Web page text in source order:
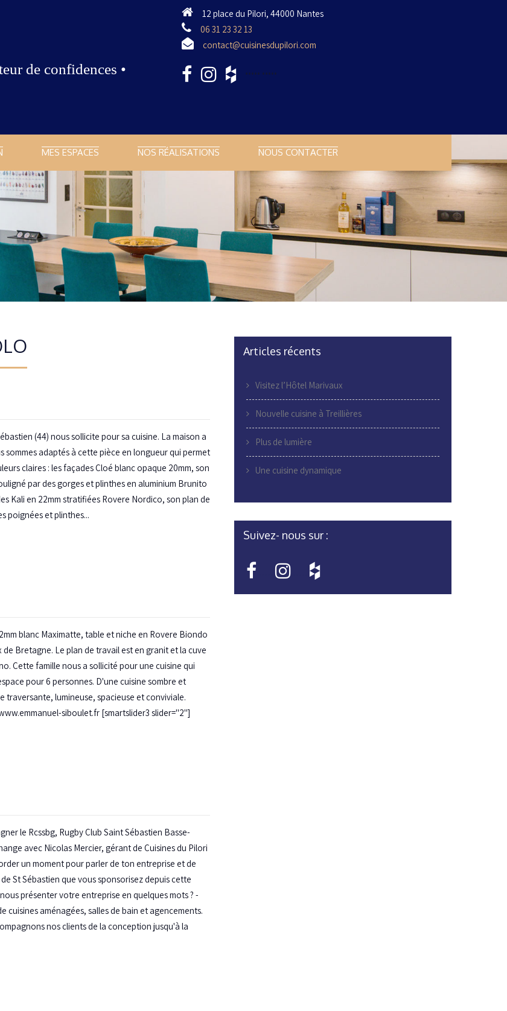
de confidences •
12 place du Pilori, 44000 Nantes
06 31 23 32 13
contact@cuisinesdupilori.com
••••• •••••
MES ESPACES NOS RÉALISATIONS NOUS CONTACTER
(44) nous sollicite pour sa cuisine. La maison a
adaptés à cette pièce en longueur qui permet
claires : les façades Cloé blanc opaque 20mm, son
par des gorges et plinthes en aluminium Brunito
Kali en 22mm stratifiées Rovere Nordico, son plan de
poignées et plinthes...
blanc Maximatte, table et niche en Rovere Biondo
Bretagne. Le plan de travail est en granit et la cuve
Cette famille nous a sollicité pour une cuisine qui
pour 6 personnes. D'une cuisine sombre et
traversante, lumineuse, spacieuse et conviviale.
siboulet.fr [smartslider3 slider="2"]
le Rcssbg, Rugby Club Saint Sébastien Basse-
avec Nicolas Mercier, gérant de Cuisines du Pilori
un moment pour parler de ton entreprise et de
St Sébastien que vous sponsorisez depuis cette
présenter votre entreprise en quelques mots ? -
cuisines aménagées, salles de bain et agencements.
nos clients de la conception jusqu'à la
Articles récents
Visitez l’Hôtel Marivaux
Nouvelle cuisine à Treillières
Plus de lumière
Une cuisine dynamique
Suivez- nous sur :